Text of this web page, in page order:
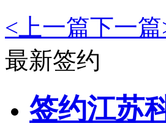
< 上一篇下一篇
最新签约
签约江苏